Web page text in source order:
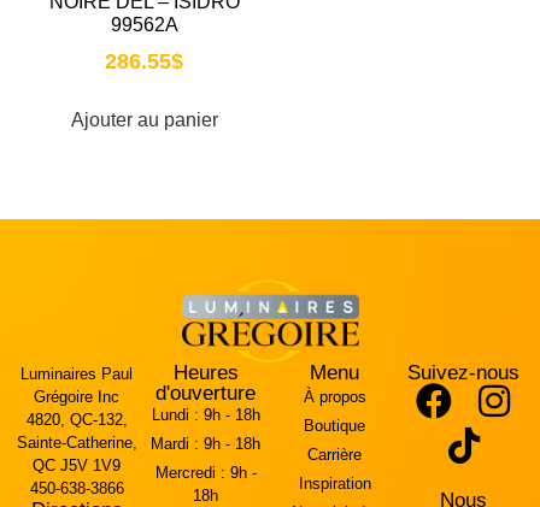
99562A
286.55$
Ajouter au panier
Luminaires Paul
Grégoire Inc
4820, QC-132,
Sainte-Catherine,
QC J5V 1V9
450-638-3866
Heures
d'ouverture
Lundi : 9h - 18h
Mardi : 9h - 18h
Mercredi : 9h -
18h
Menu
À propos
Boutique
Carrière
Inspiration
Suivez-nous
Nous